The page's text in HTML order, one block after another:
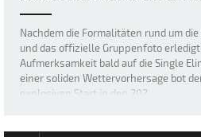
Nachdem die Formalitäten rund um
und das offizielle Gruppenfoto
Aufmerksamkeit bald auf die Single
einer soliden Wettervorhersage bot
explosiven Start in den 202…